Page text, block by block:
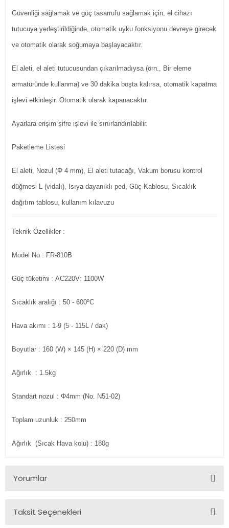
Güvenliği sağlamak ve güç tasarrufu sağlamak için, el cihazı
tutucuya yerleştirildiğinde, otomatik uyku fonksiyonu devreye girecek
ve otomatik olarak soğumaya başlayacaktır.
El aleti, el aleti tutucusundan çıkarılmadıysa (örn., Bir eleme
armatüründe kullanma) ve 30 dakika boşta kalırsa, otomatik kapatma
işlevi etkinleşir. Otomatik olarak kapanacaktır.
Ayarlara erişim şifre işlevi ile sınırlandırılabilir.
Paketleme Listesi
El aleti, Nozul (Φ 4 mm), El aleti tutacağı, Vakum borusu kontrol
düğmesi L (vidalı), Isıya dayanıklı ped, Güç Kablosu, Sıcaklık
dağıtım tablosu, kullanım kılavuzu
Teknik Özellikler :
Model No : FR-810B
Güç tüketimi : AC220V: 1100W
Sıcaklık aralığı : 50 - 600ºC
Hava akımı : 1-9 (5 - 115L / dak)
Boyutlar : 160 (W) × 145 (H) × 220 (D) mm
Ağırlık : 1.5kg
Standart nozul : Φ4mm (No. N51-02)
Toplam uzunluk : 250mm
Ağırlık (Sıcak Hava kolu) : 180g
Yorumlar
Taksit Seçenekleri